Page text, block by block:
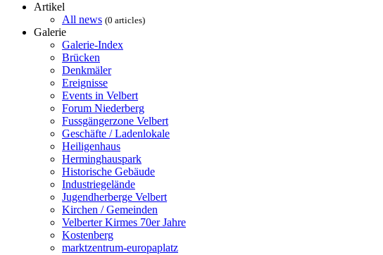
Artikel
All news (0 articles)
Galerie
Galerie-Index
Brücken
Denkmäler
Ereignisse
Events in Velbert
Forum Niederberg
Fussgängerzone Velbert
Geschäfte / Ladenlokale
Heiligenhaus
Herminghauspark
Historische Gebäude
Industriegelände
Jugendherberge Velbert
Kirchen / Gemeinden
Velberter Kirmes 70er Jahre
Kostenberg
marktzentrum-europaplatz